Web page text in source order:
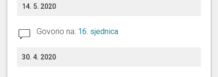
14. 5. 2020
Govorio na: 16. sjednica
30. 4. 2020